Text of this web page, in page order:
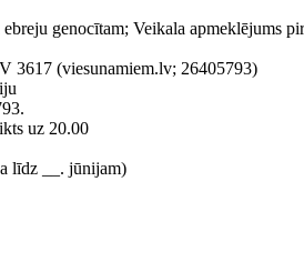
genocītam; Veikala apmeklējums
3617 (viesunamiem.lv; 26405793)
uz 20.00
līdz __. jūnijam)